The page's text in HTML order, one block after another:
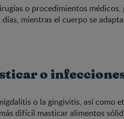
o procedimientos
mientras el cuerpo se
o
o la gingivitis, así como
difícil masticar alimentos